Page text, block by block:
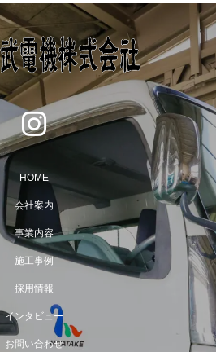
HOME
会社案内
事業内容
施工事例
採用情報
インタビュー
お問い合わせ